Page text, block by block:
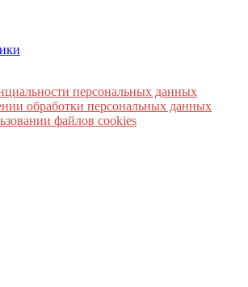
персональных данных
обработки персональных данных
файлов cookies